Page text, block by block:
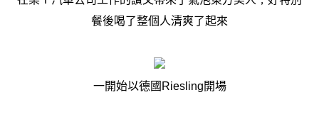
餐後喝了整個人清爽了起來
一開始以德國 Riesling開場